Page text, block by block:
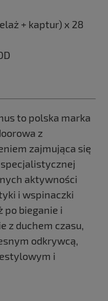
+ kaptur) x 28
to polska marka
z
zajmująca się
aktywności
i wspinaczki
po bieganie i
z duchem czasu,
odkrywcą,
i